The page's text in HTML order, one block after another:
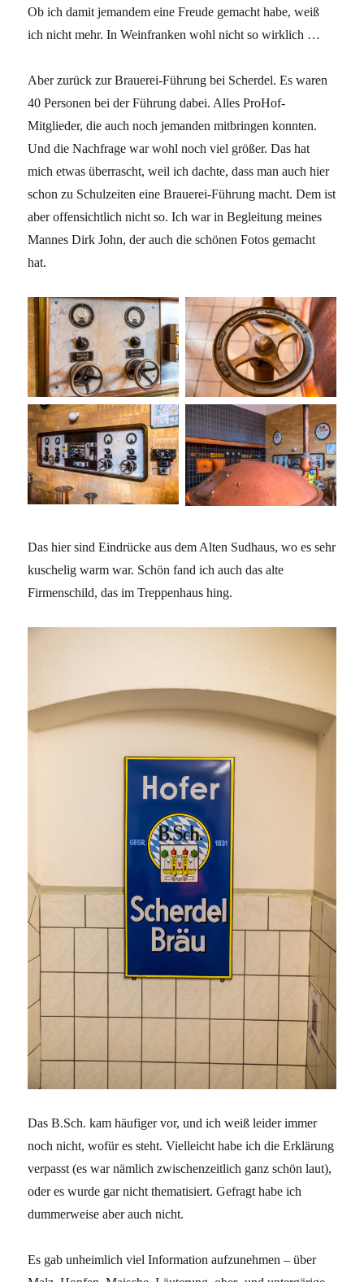
Ob ich damit jemandem eine Freude gemacht habe, weiß
ich nicht mehr. In Weinfranken wohl nicht so wirklich …
Aber zurück zur Brauerei-Führung bei Scherdel. Es waren
40 Personen bei der Führung dabei. Alles ProHof-
Mitglieder, die auch noch jemanden mitbringen konnten.
Und die Nachfrage war wohl noch viel größer. Das hat
mich etwas überrascht, weil ich dachte, dass man auch hier
schon zu Schulzeiten eine Brauerei-Führung macht. Dem ist
aber offensichtlich nicht so. Ich war in Begleitung meines
Mannes Dirk John, der auch die schönen Fotos gemacht
hat.
Das hier sind Eindrücke aus dem Alten Sudhaus, wo es sehr
kuschelig warm war. Schön fand ich auch das alte
Firmenschild, das im Treppenhaus hing.
Das B.Sch. kam häufiger vor, und ich weiß leider immer
noch nicht, wofür es steht. Vielleicht habe ich die Erklärung
verpasst (es war nämlich zwischenzeitlich ganz schön laut),
oder es wurde gar nicht thematisiert. Gefragt habe ich
dummerweise aber auch nicht.
Es gab unheimlich viel Information aufzunehmen – über